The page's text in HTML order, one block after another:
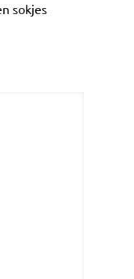
sokjes